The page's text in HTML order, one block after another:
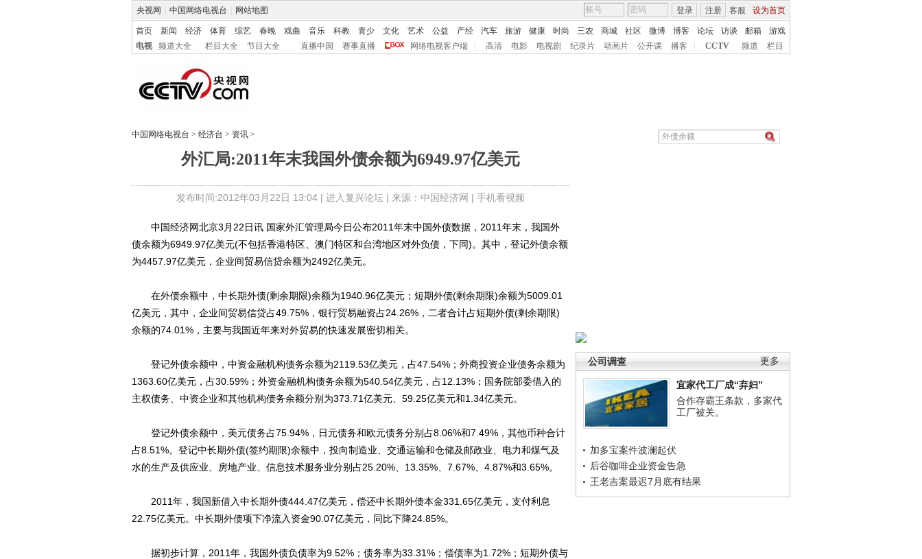
央视网 中国网络电视台 网站地图 客服 设为首页
登录 注册
首页 新闻 经济 体育 综艺 春晚 戏曲 音乐 科教 青少 文化 艺术 公益 产经 汽车 旅游 健康 时尚 三农 商城 社区 微博 博客 论坛 访谈 邮箱
游戏
电视
频道大全 栏目大全 节目大全 直播中国 赛事直播 网络电视客户端 高清 电影 电视剧 纪录片 动画片 公开课 播客 CCTV 频道 栏目
中国网络电视台 > 经济台 > 资讯 >
外汇局:2011年末我国外债余额为6949.97亿美元
发布时间:2012年03月22日 13:04 | 进入复兴论坛| 来源：中国经济网 | 手机看视频
更多
公司调查
宜家代工厂成“弃妇”
合作存霸王条款，多家代
工厂被关。
加多宝案件波澜起伏
后谷咖啡企业资金告急
王老吉案最迟7月底有结果
中国经济网北京3月22日讯 国家外汇管理局今日公布2011年末中国外债数据，2011年末，我国外
债余额为6949.97亿美元(不包括香港特区、澳门特区和台湾地区对外负债，下同)。其中，登记外债余额
为4457.97亿美元，企业间贸易信贷余额为2492亿美元。
在外债余额中，中长期外债(剩余期限)余额为1940.96亿美元；短期外债(剩余期限)余额为5009.01
亿美元，其中，企业间贸易信贷占49.75%，银行贸易融资占24.26%，二者合计占短期外债(剩余期限)
余额的74.01%，主要与我国近年来对外贸易的快速发展密切相关。
登记外债余额中，中资金融机构债务余额为2119.53亿美元，占47.54%；外商投资企业债务余额为
1363.60亿美元，占30.59%；外资金融机构债务余额为540.54亿美元，占12.13%；国务院部委借入的
主权债务、中资企业和其他机构债务余额分别为373.71亿美元、59.25亿美元和1.34亿美元。
登记外债余额中，美元债务占75.94%，日元债务和欧元债务分别占8.06%和7.49%，其他币种合计
占8.51%。登记中长期外债(签约期限)余额中，投向制造业、交通运输和仓储及邮政业、电力和煤气及
水的生产及供应业、房地产业、信息技术服务业分别占25.20%、13.35%、7.67%、4.87%和3.65%。
2011年，我国新借入中长期外债444.47亿美元，偿还中长期外债本金331.65亿美元，支付利息
22.75亿美元。中长期外债项下净流入资金90.07亿美元，同比下降24.85%。
据初步计算，2011年，我国外债负债率为9.52%；债务率为33.31%；偿债率为1.72%；短期外债与